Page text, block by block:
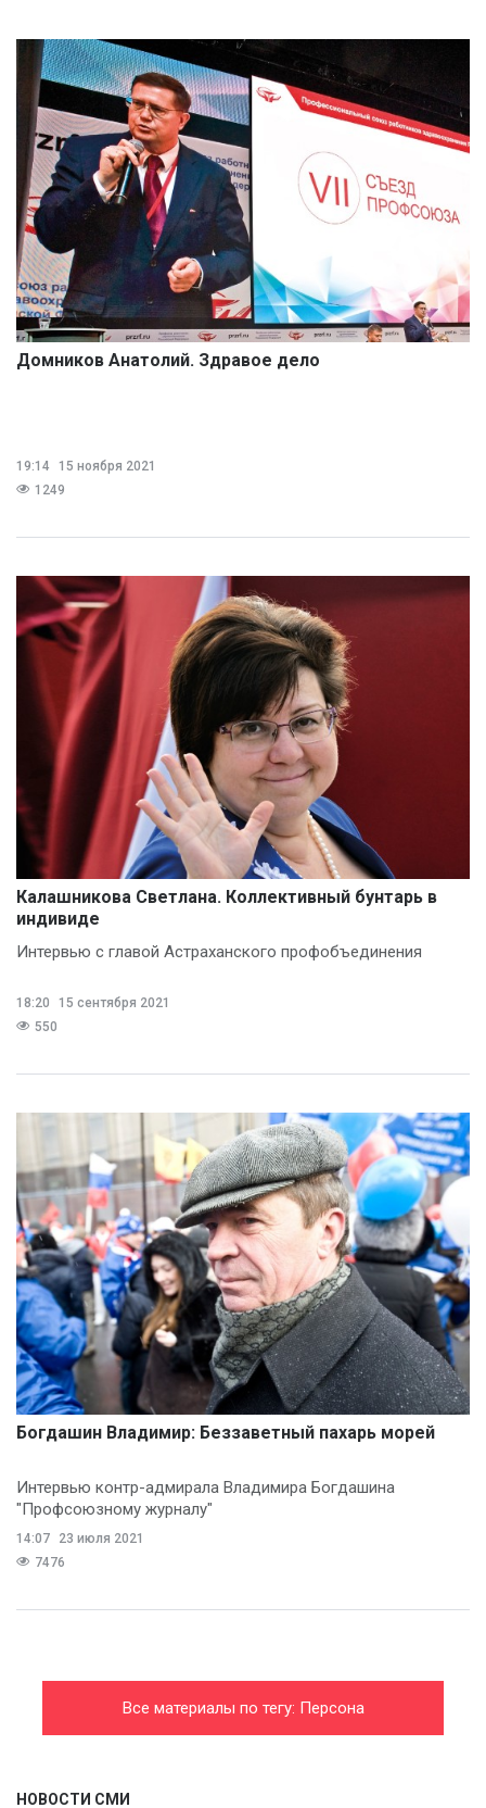
Домников Анатолий. Здравое дело
19:14
15 ноября 2021
1249
Калашникова Светлана. Коллективный бунтарь в
индивиде
Интервью с главой Астраханского профобъединения
18:20
15 сентября 2021
550
Богдашин Владимир: Беззаветный пахарь морей
Интервью контр-адмирала Владимира Богдашина
"Профсоюзному журналу"
14:07
23 июля 2021
7476
Все материалы по тегу: Персона
НОВОСТИ СМИ